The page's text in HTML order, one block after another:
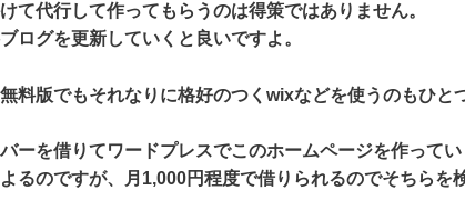
て代行して作ってもらうのは得策ではありません。
ログを更新していくと良いですよ。
料版でもそれなりに格好のつくwixなどを使うのもひと
ーを借りてワードプレスでこのホームページを作って
るのですが、月1,000円程度で借りられるのでそちらを